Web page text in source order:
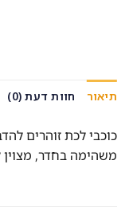
תיאור חוות דעת (0)
משהימה בחדר, מצוין